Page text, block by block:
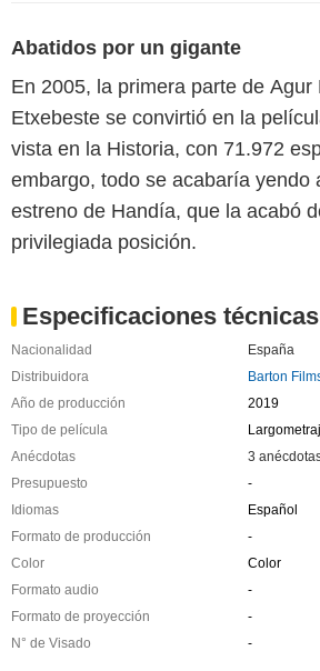
Abatidos por un gigante
En 2005, la primera parte de Agur
Etxebeste se convirtió en la
vista en la Historia, con 71.972
embargo, todo se acabaría yendo
estreno de Handía, que la acabó
privilegiada posición.
Especificaciones técnicas
Nacionalidad
España
Distribuidora
Barton
Año de producción
2019
Tipo de película
Anécdotas
3
Presupuesto
-
Idiomas
Español
Formato de producción
-
Color
Color
Formato audio
-
Formato de proyección
-
N° de Visado
-